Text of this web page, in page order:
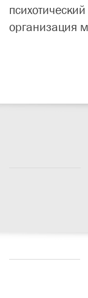
организация